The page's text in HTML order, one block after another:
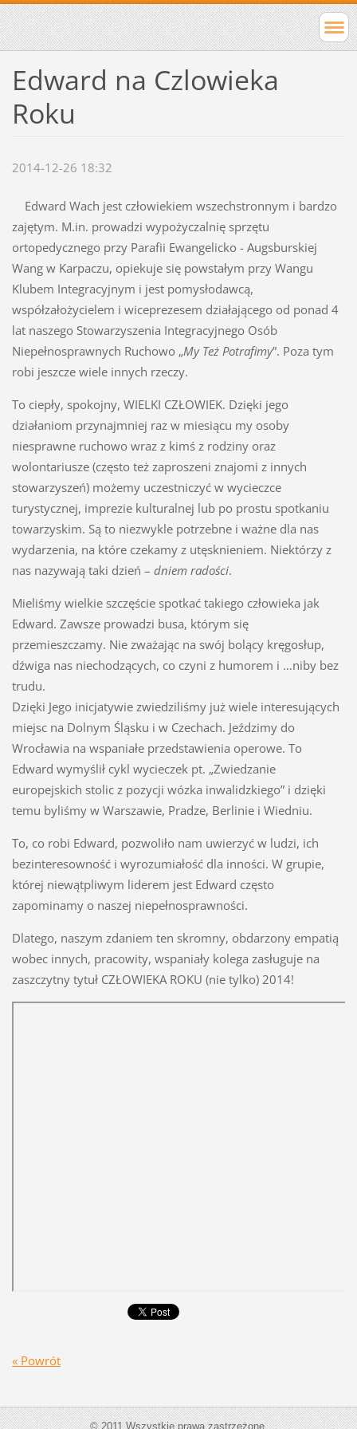
Edward na Czlowieka
Roku
2014-12-26 18:32
Edward Wach jest człowiekiem wszechstronnym i bardzo
zajętym. M.in. prowadzi wypożyczalnię sprzętu
ortopedycznego przy Parafii Ewangelicko - Augsburskiej
Wang w Karpaczu, opiekuje się powstałym przy Wangu
Klubem Integracyjnym i jest pomysłodawcą,
współzałożycielem i wiceprezesem działającego od ponad 4
lat naszego Stowarzyszenia Integracyjnego Osób
Niepełnosprawnych Ruchowo „My Też Potrafimy”. Poza tym
robi jeszcze wiele innych rzeczy.
To ciepły, spokojny, WIELKI CZŁOWIEK. Dzięki jego
działaniom przynajmniej raz w miesiącu my osoby
niesprawne ruchowo wraz z kimś z rodziny oraz
wolontariusze (często też zaproszeni znajomi z innych
stowarzyszeń) możemy uczestniczyć w wycieczce
turystycznej, imprezie kulturalnej lub po prostu spotkaniu
towarzyskim. Są to niezwykle potrzebne i ważne dla nas
wydarzenia, na które czekamy z utęsknieniem. Niektórzy z
nas nazywają taki dzień – dniem radości.
Mieliśmy wielkie szczęście spotkać takiego człowieka jak
Edward. Zawsze prowadzi busa, którym się
przemieszczamy. Nie zważając na swój bolący kręgosłup,
dźwiga nas niechodzących, co czyni z humorem i …niby bez
trudu.
Dzięki Jego inicjatywie zwiedziliśmy już wiele interesujących
miejsc na Dolnym Śląsku i w Czechach. Jeździmy do
Wrocławia na wspaniałe przedstawienia operowe. To
Edward wymyślił cykl wycieczek pt. „Zwiedzanie
europejskich stolic z pozycji wózka inwalidzkiego” i dzięki
temu byliśmy w Warszawie, Pradze, Berlinie i Wiedniu.
To, co robi Edward, pozwoliło nam uwierzyć w ludzi, ich
bezinteresowność i wyrozumiałość dla inności. W grupie,
której niewątpliwym liderem jest Edward często
zapominamy o naszej niepełnosprawności.
Dlatego, naszym zdaniem ten skromny, obdarzony empatią
wobec innych, pracowity, wspaniały kolega zasługuje na
zaszczytny tytuł CZŁOWIEKA ROKU (nie tylko) 2014!
« Powrót
© 2011 Wszystkie prawa zastrzeżone.